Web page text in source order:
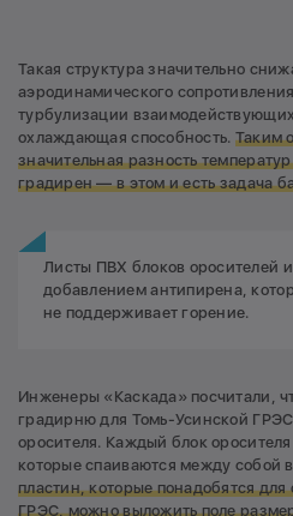
Такая структура значительно
аэродинамического
турбулизации
охлаждающая способность. Таким
значительная разность
градирен —в этом и есть задача
Листы ПВХ блоков оросителей
добавлением антипирена,
не поддерживает горение.
Инженеры «Каскада» посчитали,
градирню для Томь-Усинской
оросителя. Каждый блок
которые спаиваются между собой
пластин, которые понадобятся
ГРЭС, можно выложить поле